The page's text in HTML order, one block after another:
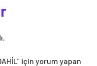
için yorum yapan